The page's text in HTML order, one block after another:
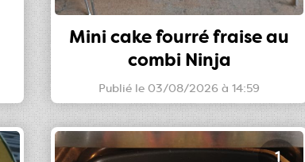
Mini cake fourré fraise au
combi Ninja
Publié le 03/08/2026 à 14:59
1